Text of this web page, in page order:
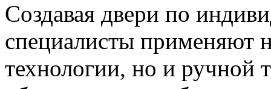
Создавая двери по
специалисты применяют
технологии, но и ручной